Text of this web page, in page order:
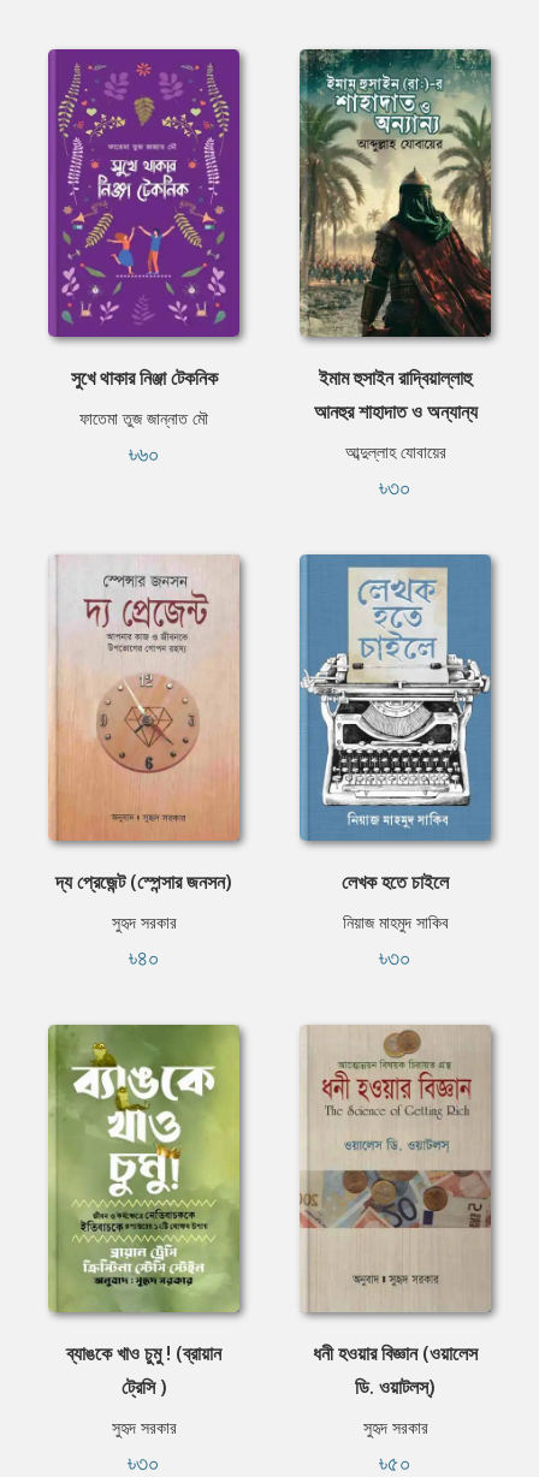
সুখে থাকার নিঞ্জা টেকনিক
ফাতেমা তুজ জান্নাত মৌ
৳৬০
ইমাম হুসাইন রাদ্বিয়াল্লাহু
আনহুর শাহাদাত ও অন্যান্য
আব্দুল্লাহ যোবায়ের
৳৩০
দ্য প্রেজেন্ট (স্পেন্সার জনসন)
সুহৃদ সরকার
৳৪০
লেখক হতে চাইলে
নিয়াজ মাহমুদ সাকিব
৳৩০
ব্যাঙকে খাও চুমু ! (ব্রায়ান
ট্রেসি )
সুহৃদ সরকার
৳৩০
ধনী হওয়ার বিজ্ঞান (ওয়ালেস
ডি. ওয়াটলস্‌)
সুহৃদ সরকার
৳৫০